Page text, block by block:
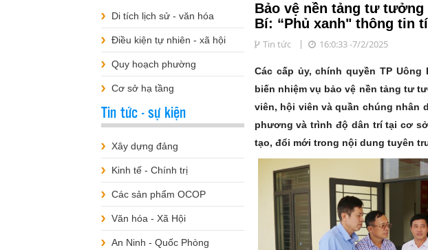
Bảo vệ nền tảng tư
Bí: “Phủ xanh" thông tin
Tin tức 16:0:33 -7/2/2025
Các cấp ủy, chính quyền TP
biến nhiệm vụ bảo vệ nền tảng tư
viên, hội viên và quần chúng nhân
phương và trình độ dân trí tại cơ
tạo, đổi mới trong nội dung tuyên
Di tích lịch sử - văn hóa
Điều kiện tự nhiên - xã hội
Quy hoạch phường
Cơ sở hạ tầng
Tin tức - sự kiện
Xây dựng đảng
Kinh tế - Chính trị
Các sản phẩm OCOP
Văn hóa - Xã Hội
An Ninh - Quốc Phòng